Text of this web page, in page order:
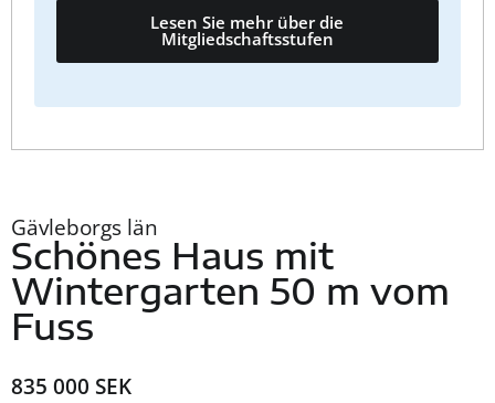
Lesen Sie mehr über die
Mitgliedschaftsstufen
Gävleborgs län
Schönes Haus mit
Wintergarten 50 m vom
Fuss
835 000 SEK